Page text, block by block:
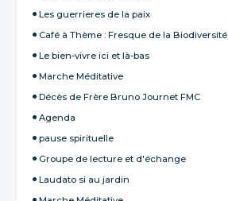
Les guerrieres de la paix
Café à Thème : Fresque de la Biodiversité
Le bien-vivre ici et là-bas
Marche Méditative
Décès de Frère Bruno Journet FMC
Agenda
pause spirituelle
Groupe de lecture et d'échange
Laudato si au jardin